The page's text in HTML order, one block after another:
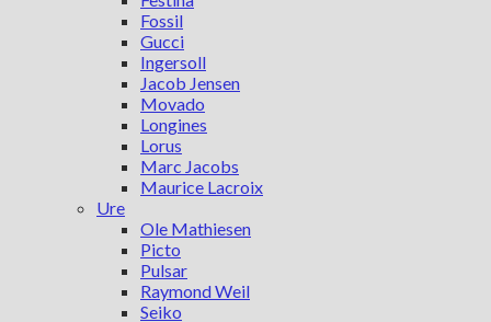
Fossil
Gucci
Ingersoll
Jacob Jensen
Movado
Longines
Lorus
Marc Jacobs
Maurice Lacroix
Ure
Ole Mathiesen
Picto
Pulsar
Raymond Weil
Seiko